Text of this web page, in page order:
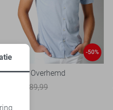
-50%
Desoto Overhemd
89,99